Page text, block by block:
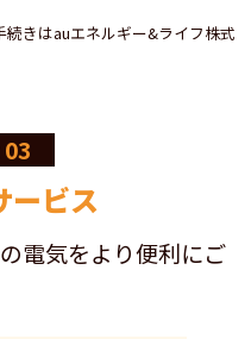
きはauエネルギー&ライフ株式
ービス
電気をより便利にご